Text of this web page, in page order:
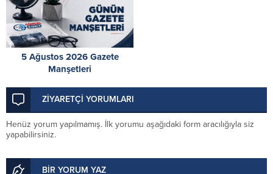
5 Ağustos 2026 Gazete
Manşetleri
ZİYARETÇİ YORUMLARI
Henüz yorum yapılmamış. İlk yorumu aşağıdaki form aracılığıyla siz
yapabilirsiniz.
BİR YORUM YAZ